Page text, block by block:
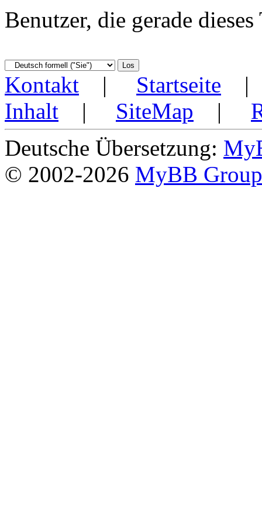
Benutzer, die gerade
Kontakt | Startseite
Inhalt | SiteMap |
Deutsche Übersetzung:
© 2002-2026 MyBB Group